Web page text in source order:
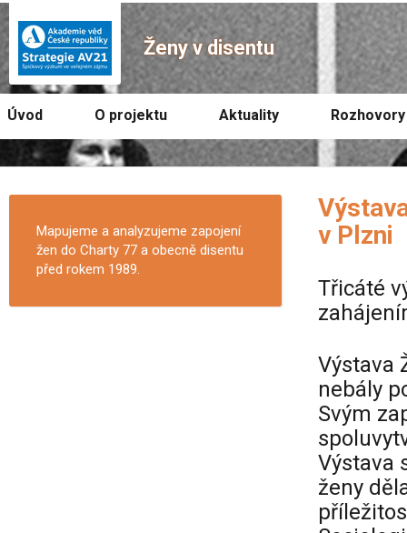
Ženy v disentu
Úvod O projektu Aktuality Rozhovory
v Plzni
Třicáté
Výstava
nebály
Svým
Výstava
ženy
Mapujeme a analyzujeme zapojení
žen do Charty 77 a obecně disentu
před rokem 1989.